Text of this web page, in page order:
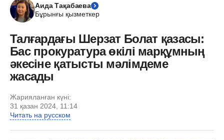
Аида Тақабаева
Бұрынғы қызметкер
Талғардағы Шерзат Болат қазасы:
Бас прокуратура өкілі марқұмның
әкесіне қатысты мәлімдеме
жасады
Жарияланған күні:
31 қазан 2024, 11:14
Читать на русском